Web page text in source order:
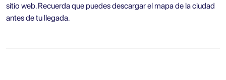
sitio web. Recuerda que puedes descargar el mapa de la ciudad
antes de tu llegada.